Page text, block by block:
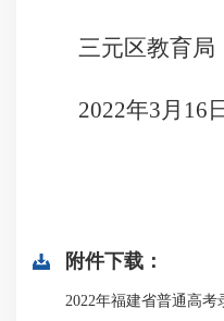
三元区教育局
2022年3月16日
附件下载：
2022年福建省普通高